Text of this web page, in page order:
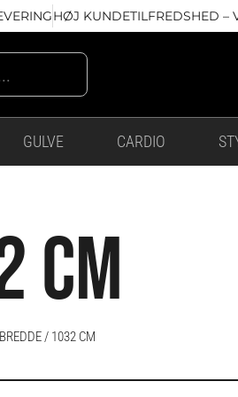
HØJ KUNDETILFREDSHED –
GULVE CARDIO
CM
/ 1032 CM